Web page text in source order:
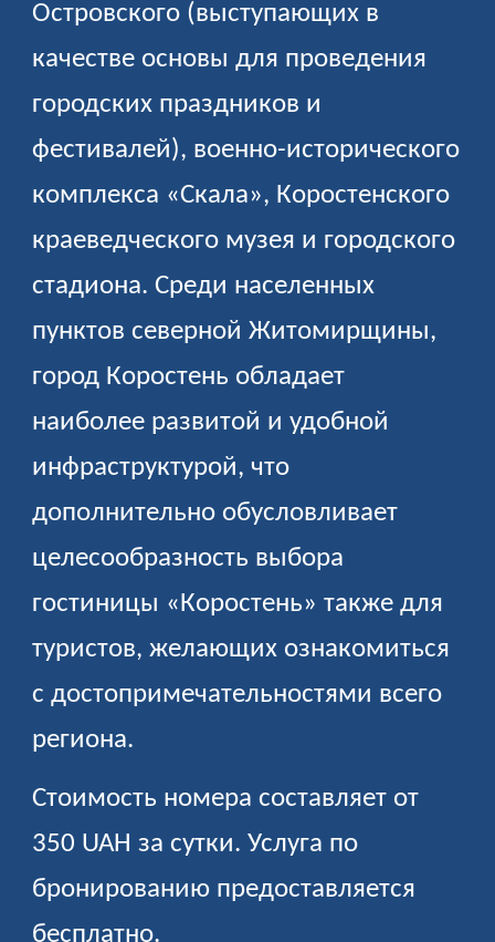
Островского (выступающих в
качестве основы для проведения
городских праздников и
фестивалей), военно-исторического
комплекса «Скала», Коростенского
краеведческого музея и городского
стадиона. Среди населенных
пунктов северной Житомирщины,
город Коростень обладает
наиболее развитой и удобной
инфраструктурой, что
дополнительно обусловливает
целесообразность выбора
гостиницы «Коростень» также для
туристов, желающих ознакомиться
с достопримечательностями всего
региона.
Стоимость номера составляет от
350 UAH за сутки. Услуга по
бронированию предоставляется
бесплатно.